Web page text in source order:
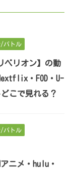
/バトル
ベリオン】の動
・FOD・U-
こで見れる？
/バトル
アニメ・hulu・